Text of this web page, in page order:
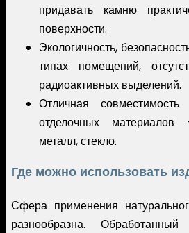
придавать камню
поверхности.
Экологичность,
типах помещений,
радиоактивных выделений.
Отличная
отделочных
металл, стекло.
Где можно использовать
Сфера применения
разнообразна.